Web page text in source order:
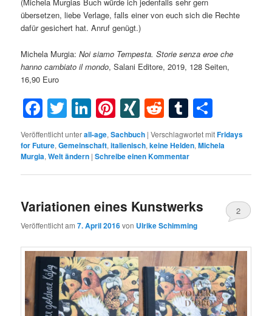
(Michela Murgias Buch würde ich jedenfalls sehr gern
übersetzen, liebe Verlage, falls einer von euch sich die Rechte
dafür gesichert hat. Anruf genügt.)
Michela Murgia:Noi siamo Tempesta. Storie senza eroe che
hanno cambiato il mondo, Salani Editore, 2019, 128 Seiten,
16,90 Euro
Facebook
Twitter
LinkedIn
Pinterest
XINGRedditTumblr
Veröffentlicht unterall-age,Sachbuch |Verschlagwortet mitFridays
for Future,Gemeinschaft,italienisch,keine Helden,Michela
Murgia,Welt ändern |Schreibe einen Kommentar
Variationen eines Kunstwerks
Veröffentlicht am7. April 2016von Ulrike Schimming
2